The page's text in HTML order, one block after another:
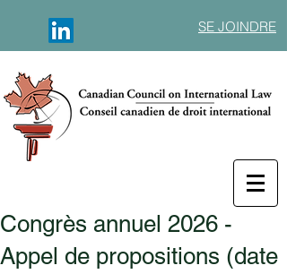
SE JOINDRE
Congrès annuel 2026 -
Appel de propositions (date